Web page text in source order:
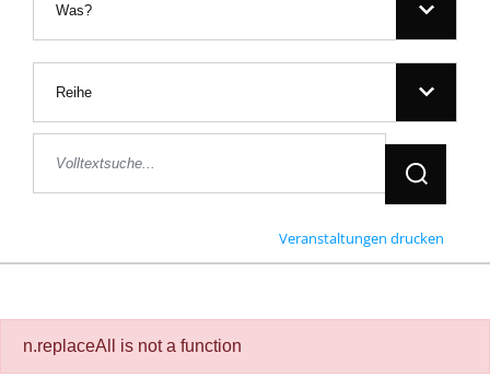
Was?
Reihe
Jetzt
Veranstaltungen drucken
n.replaceAll is not a function